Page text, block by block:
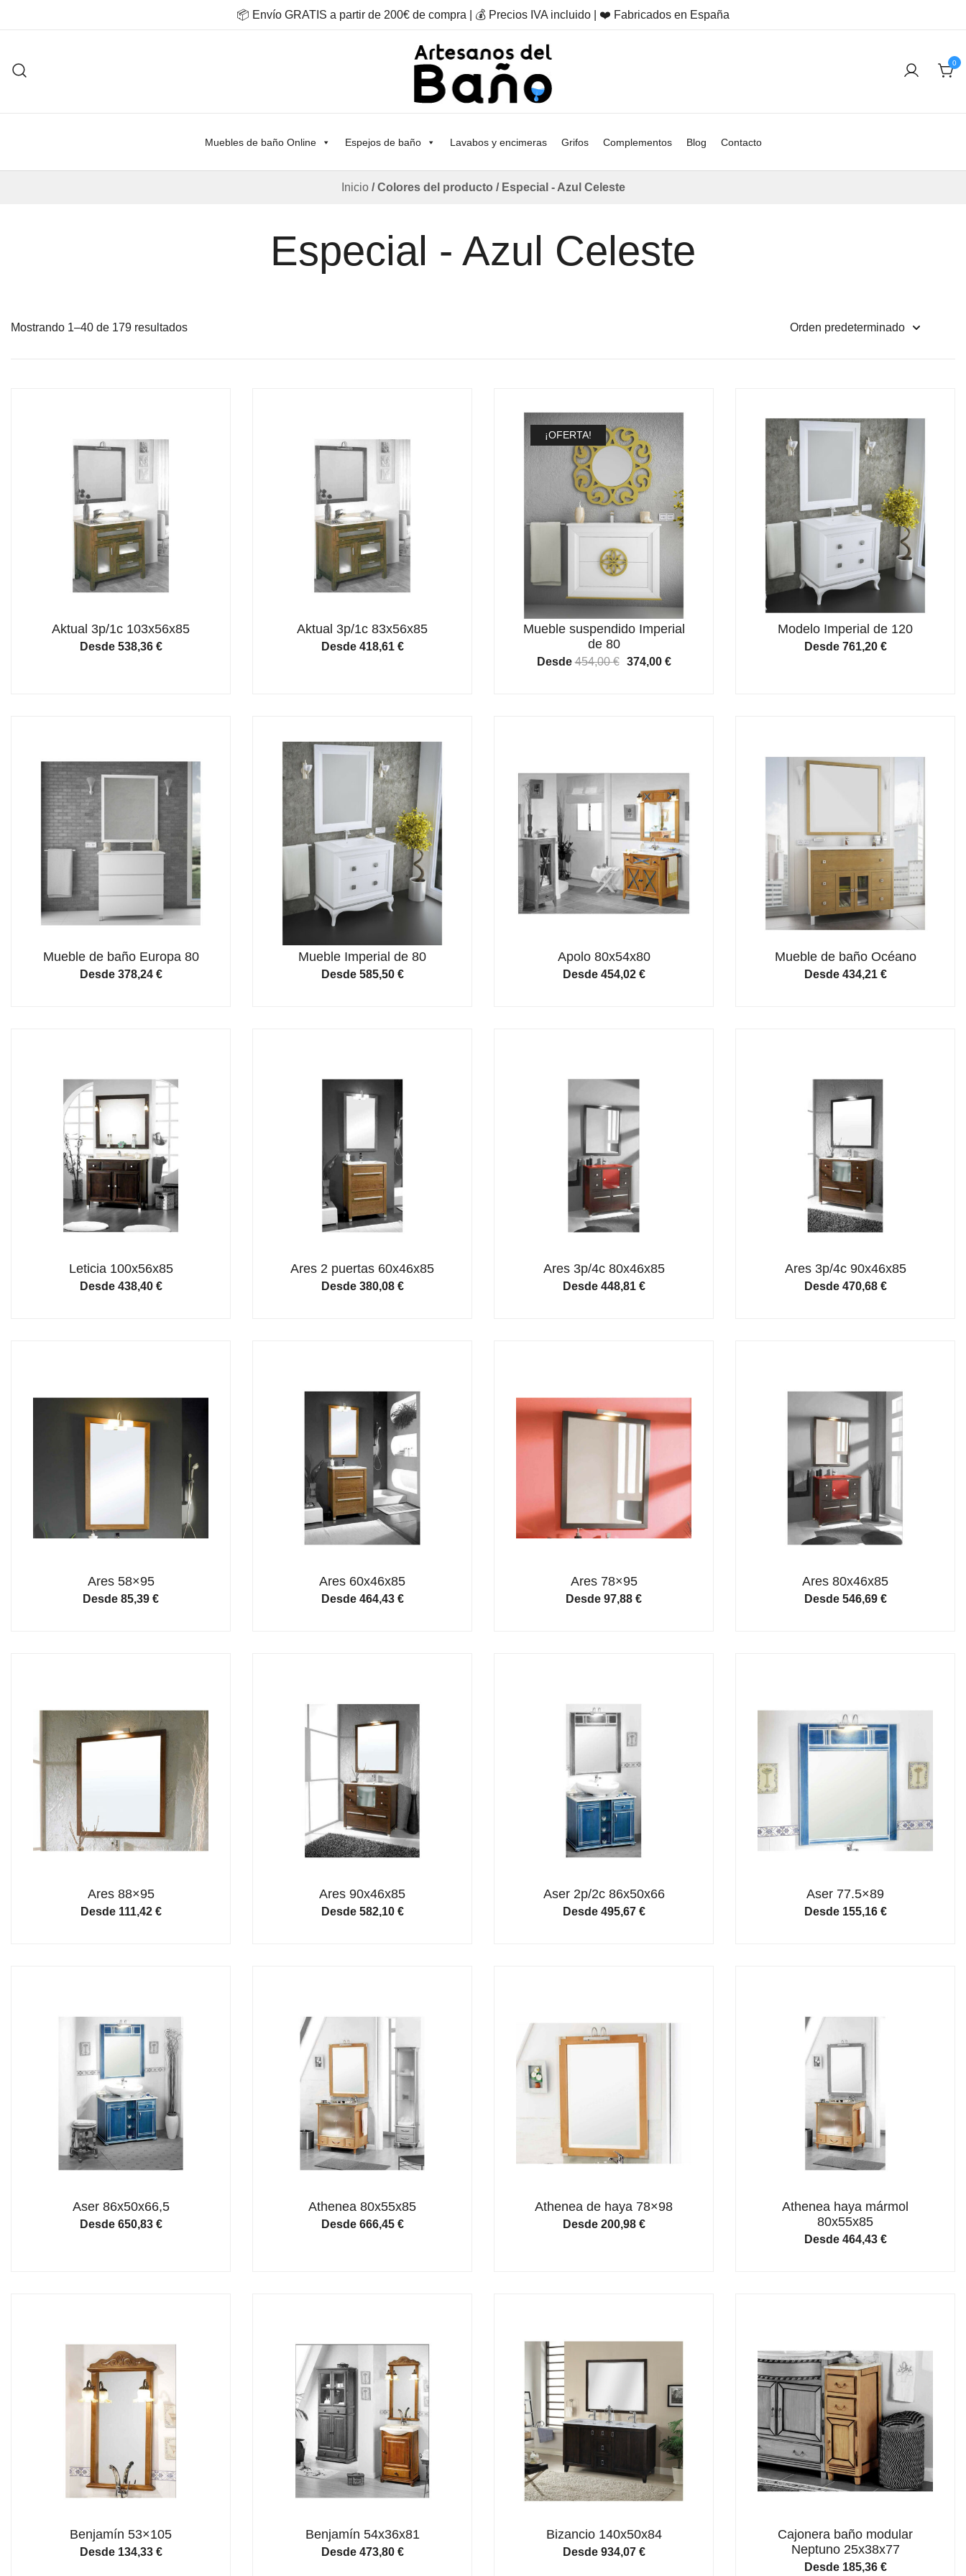
📦 Envío GRATIS a partir de 200€ de compra | 💰 Precios IVA incluido | ❤️ Fabricados en España
0
Muebles de baño Online Espejos de baño Lavabos y encimeras Grifos Complementos Blog Contacto
Inicio/ Colores del producto / Especial - Azul Celeste
Especial - Azul Celeste
Mostrando 1–40 de 179 resultados
Aktual 3p/1c 103x56x85
Desde 538,36 €
Aktual 3p/1c 83x56x85
Desde 418,61 €
¡OFERTA!
Mueble suspendido Imperial
de 80
Desde454,00€
El
374,00 €El
Modelo Imperial de 120
Desde 761,20 €
Mueble de baño Europa 80
Desde 378,24 €
Mueble Imperial de 80
Desde 585,50 €
Apolo 80x54x80
Desde 454,02 €
Mueble de baño Océano
Desde 434,21 €
Leticia 100x56x85
Desde 438,40 €
Ares 2 puertas 60x46x85
Desde 380,08 €
Ares 3p/4c 80x46x85
Desde 448,81 €
Ares 3p/4c 90x46x85
Desde 470,68 €
Ares 58×95
Desde 85,39 €
Ares 60x46x85
Desde 464,43 €
Ares 78×95
Desde 97,88 €
Ares 80x46x85
Desde 546,69 €
Ares 88×95
Desde 111,42 €
Ares 90x46x85
Desde 582,10 €
Aser 2p/2c 86x50x66
Desde 495,67 €
Aser 77.5×89
Desde 155,16 €
Aser 86x50x66,5
Desde 650,83 €
Athenea 80x55x85
Desde 666,45 €
Athenea de haya 78×98
Desde 200,98 €
Athenea haya mármol
80x55x85
Desde 464,43 €
Benjamín 53×105
Desde 134,33 €
Benjamín 54x36x81
Desde 473,80 €
Bizancio 140x50x84
Desde 934,07 €
Cajonera baño modular
Neptuno 25x38x77
Desde 185,36 €